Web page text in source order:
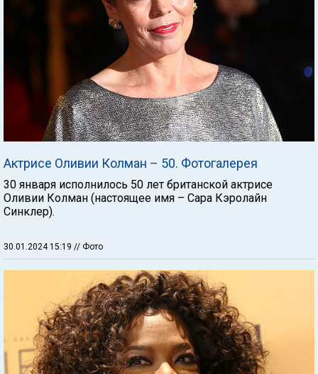
Актрисе Оливии Колман – 50. Фотогалерея
30 января исполнилось 50 лет британской актрисе
Оливии Колман (настоящее имя – Сара Кэролайн
Синклер).
30.01.2024 15:19 // Фото